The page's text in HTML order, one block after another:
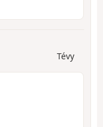
Tévy